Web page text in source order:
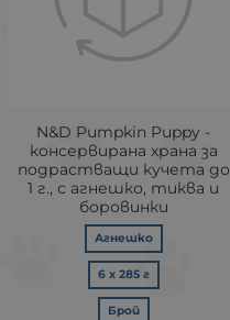
N&D Pumpkin Puppy -
консервирана храна за
подрастващи кучета до
1 г., с агнешко, тиква и
боровинки
Агнешко
6 х 285 г
Брой